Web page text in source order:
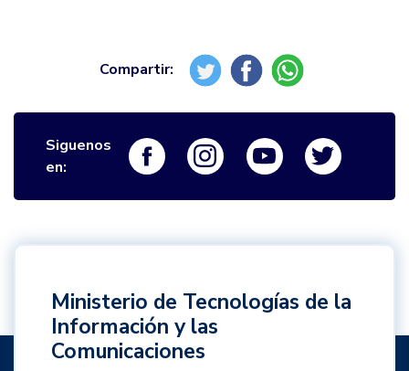
Siguenos
en:
Logo FacebookLogo InstagramLogo Youtube
Ministerio de Tecnologías de la
Información y las
Comunicaciones